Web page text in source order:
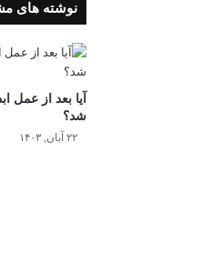
نوشته های
آیا بعد از عمل
شد؟
۲۲ آبان, ۱۴۰۳